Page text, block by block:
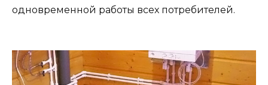
одновременной работы всех потребителей.